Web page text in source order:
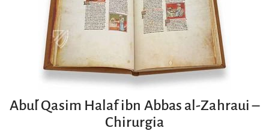
Abu´l Qasim Halaf ibn Abbas al-Zahraui –
Chirurgia